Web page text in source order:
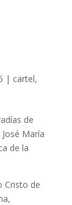
| cartel,
de
María
de la
Cristo de